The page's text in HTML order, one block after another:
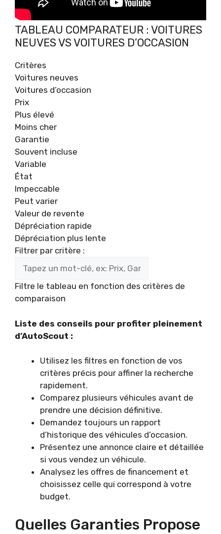
TABLEAU COMPARATEUR : VOITURES
NEUVES VS VOITURES D’OCCASION
Critères
Voitures neuves
Voitures d’occasion
Prix
Plus élevé
Moins cher
Garantie
Souvent incluse
Variable
État
Impeccable
Peut varier
Valeur de revente
Dépréciation rapide
Dépréciation plus lente
Filtrer par critère :
Filtre le tableau en fonction des critères de
comparaison
Liste des conseils pour profiter pleinement
d’AutoScout :
Utilisez les filtres en fonction de vos
critères précis pour affiner la recherche
rapidement.
Comparez plusieurs véhicules avant de
prendre une décision définitive.
Demandez toujours un rapport
d’historique des véhicules d’occasion.
Présentez une annonce claire et détaillée
si vous vendez un véhicule.
Analysez les offres de financement et
choisissez celle qui correspond à votre
budget.
Quelles Garanties Propose